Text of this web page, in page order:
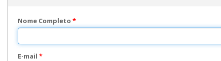
Nome Completo *
E-mail *